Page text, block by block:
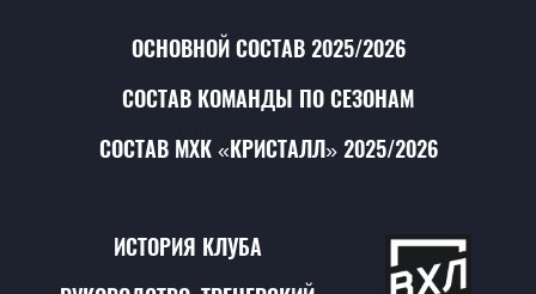
ОСНОВНОЙ СОСТАВ 2025/2026
СОСТАВ КОМАНДЫ ПО СЕЗОНАМ
СОСТАВ МХК «КРИСТАЛЛ» 2025/2026
ИСТОРИЯ КЛУБА